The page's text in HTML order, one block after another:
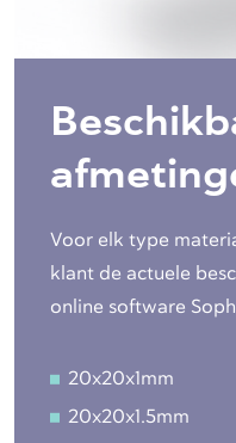
Voor elk type
klant de actuele
online software
20x20x1mm
20x20x1.5mm